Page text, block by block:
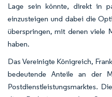
Lage sein könnte, direkt in
einzusteigen und dabei die
überspringen, mit denen viele
haben.
Das Vereinigte Königreich,
bedeutende Anteile an der
Postdienstleistungsmarktes.